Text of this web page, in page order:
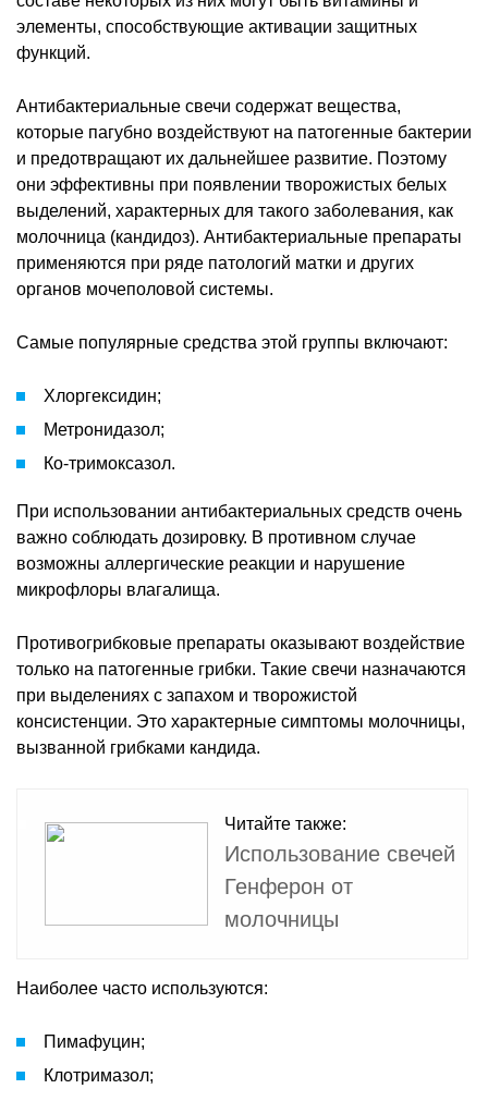
элементы, способствующие активации защитных
функций.
Антибактериальные свечи содержат вещества,
которые пагубно воздействуют на патогенные бактерии
и предотвращают их дальнейшее развитие. Поэтому
они эффективны при появлении творожистых белых
выделений, характерных для такого заболевания, как
молочница (кандидоз). Антибактериальные препараты
применяются при ряде патологий матки и других
органов мочеполовой системы.
Самые популярные средства этой группы включают:
Хлоргексидин;
Метронидазол;
Ко-тримоксазол.
При использовании антибактериальных средств очень
важно соблюдать дозировку. В противном случае
возможны аллергические реакции и нарушение
микрофлоры влагалища.
Противогрибковые препараты оказывают воздействие
только на патогенные грибки. Такие свечи назначаются
при выделениях с запахом и творожистой
консистенции. Это характерные симптомы молочницы,
вызванной грибками кандида.
Читайте также:
Использование свечей
Генферон от
молочницы
Наиболее часто используются:
Пимафуцин;
Клотримазол;